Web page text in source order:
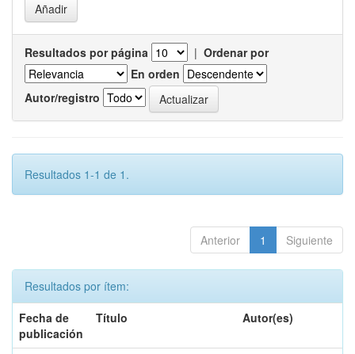
Resultados por página | Ordenar por
En orden
Autor/registro
Resultados 1-1 de 1.
Anterior 1 Siguiente
Resultados por ítem:
Fecha de
publicación
Título Autor(es)